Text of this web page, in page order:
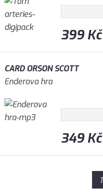
399 Kč
CARD ORSON SCOTT
Enderova hra
349 Kč
1